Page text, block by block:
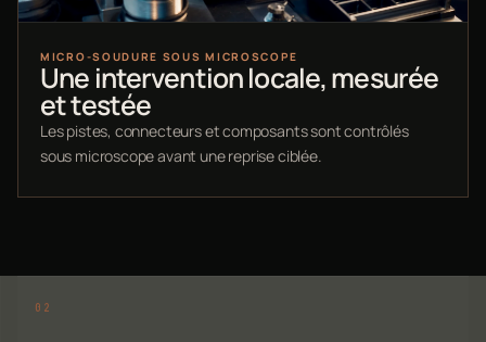
MICRO-SOUDURE SOUS MICROSCOPE
Une intervention locale, mesurée
et testée
Les pistes, connecteurs et composants sont contrôlés
sous microscope avant une reprise ciblée.